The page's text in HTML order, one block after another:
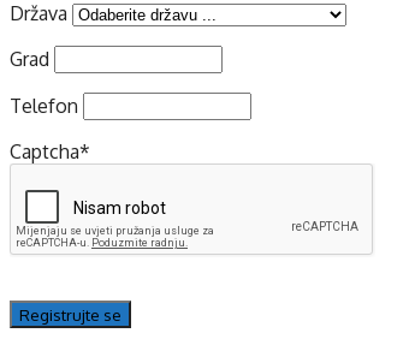
Država
Grad
Telefon
Captcha*